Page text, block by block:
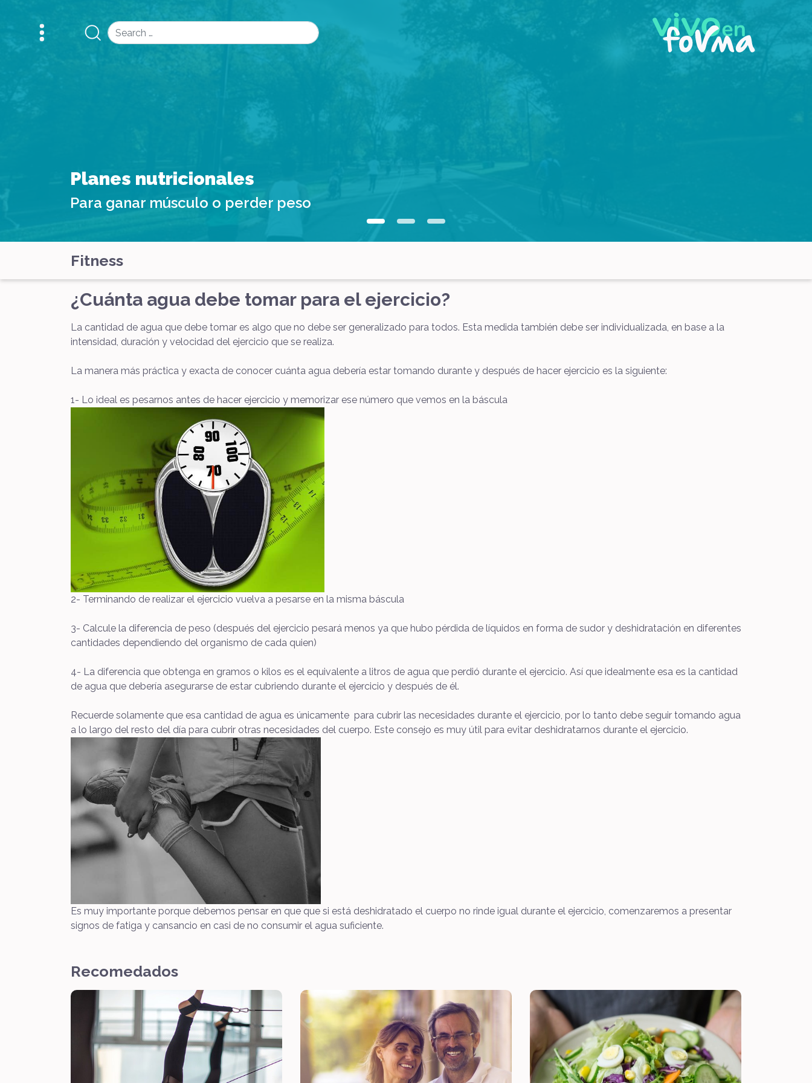
Search
Planes nutricionales
Para ganar músculo o perder peso
Fitness
¿Cuánta agua debe tomar para el ejercicio?
La cantidad de agua que debe tomar es algo que no debe ser generalizado para todos. Esta medida también debe ser individualizada, en base a la
intensidad, duración y velocidad del ejercicio que se realiza.
La manera más práctica y exacta de conocer cuánta agua debería estar tomando durante y después de hacer ejercicio es la siguiente:
1- Lo ideal es pesarnos antes de hacer ejercicio y memorizar ese número que vemos en la báscula
2- Terminando de realizar el ejercicio vuelva a pesarse en la misma báscula
3- Calcule la diferencia de peso (después del ejercicio pesará menos ya que hubo pérdida de líquidos en forma de sudor y deshidratación en diferentes
cantidades dependiendo del organismo de cada quien)
4- La diferencia que obtenga en gramos o kilos es el equivalente a litros de agua que perdió durante el ejercicio. Así que idealmente esa es la cantidad
de agua que debería asegurarse de estar cubriendo durante el ejercicio y después de él.
Recuerde solamente que esa cantidad de agua es únicamente para cubrir las necesidades durante el ejercicio, por lo tanto debe seguir tomando agua
a lo largo del resto del día para cubrir otras necesidades del cuerpo. Este consejo es muy útil para evitar deshidratarnos durante el ejercicio.
Es muy importante porque debemos pensar en que que si está deshidratado el cuerpo no rinde igual durante el ejercicio, comenzaremos a presentar
signos de fatiga y cansancio en casi de no consumir el agua suficiente.
Recomedados